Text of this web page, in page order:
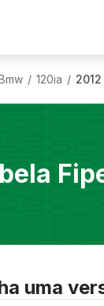
/ 120ia / 2012
uma